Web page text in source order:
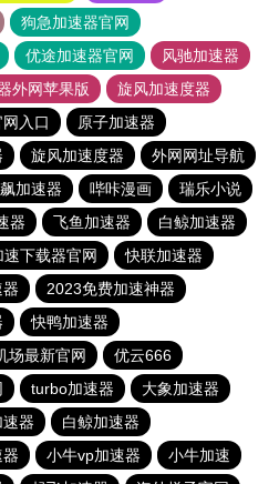
狗急加速器官网
优途加速器官网
风驰加速器
外网苹果版
旋风加速度器
入口
原子加速器
旋风加速度器
外网网址导航
加速器 哔咔漫画
瑞乐小说
器 飞鱼加速器
白鲸加速器
速下载器官网
快联加速器
2023免费加速神器
快鸭加速器
场最新官网
优云666
turbo加速器
大象加速器
器
白鲸加速器
小牛vp加速器
小牛加速